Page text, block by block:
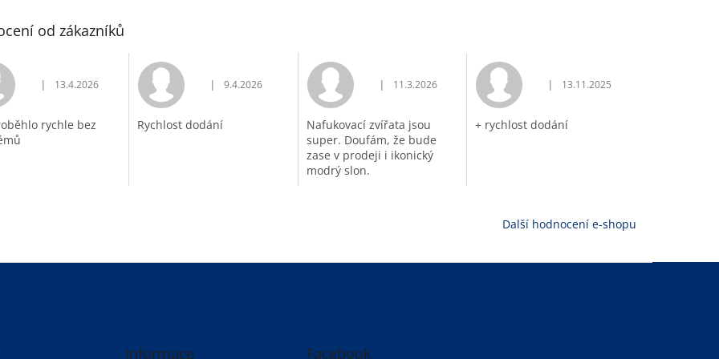
od zákazníků
Hodnocení obchodu je 5 z 5 hvězdiček.
| 13.4.2026
rychle bez
Hodnocení obchodu je 5 z 5 hvězdiček.
| 9.4.2026
Rychlost dodání
Hodnocení obchodu je 5 z 5 hvězdiček.
| 11.3.2026
Nafukovací zvířata jsou
super. Doufám, že bude
zase v prodeji i ikonický
modrý slon.
Hodnocení obchodu je 5 z 5
| 13.11.2025
+ rychlost dodání
Další hodnocení e-shopu
Informace Facebook